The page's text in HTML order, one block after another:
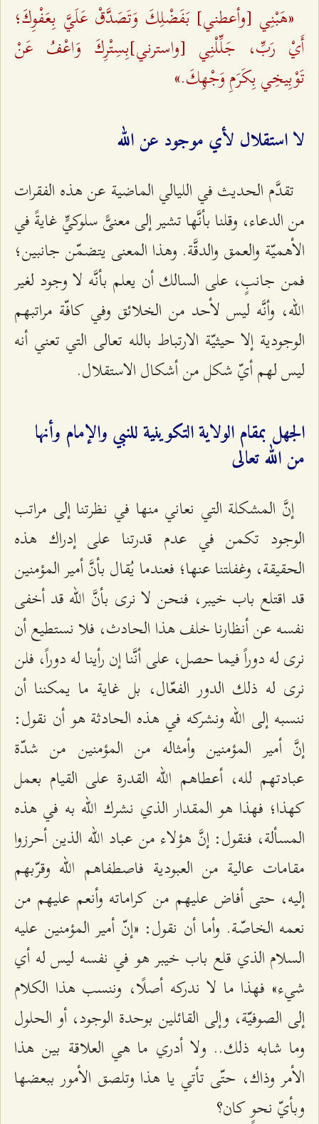
«هَبْنِي [وأعطني] بَفَضْلِكَ وَتَصَدَّقْ عَلَيَّ بِعَفْوِكَ؛
أَيْ رَبِّ، جَلِّلْنِي [واسترني]بِسِتْرِكَ وَاعْفُ عَنْ
تَوْبِيخِي بِكَرَمِ وَجْهِكَ.»
لا استقلال لأي موجود عن الله
تقدَّم الحديث في الليالي الماضية عن هذه الفقرات
من الدعاء، وقلنا بأنَّها تشير إلى معنىًّ سلوكيٍّ غايةً في
الأهميّة والعمق والدقَّة. وهذا المعنى يتضمّن جانبين؛
فمن جانبٍ، على السالك أن يعلم بأنَّه لا وجود لغير
الله، وأنَّه ليس لأحد من الخلائق وفي كافّة مراتبهم
الوجودية إلا حيثيّة الارتباط بالله تعالى التي تعني أنه
ليس لهم أيّ شكل من أشكال الاستقلال.
الجهل بمقام الولاية التكوينية للنبي والإمام وأنها
من الله تعالى
إنَّ المشكلة التي نعاني منها في نظرتنا إلى مراتب
الوجود تكمن في عدم قدرتنا على إدراك هذه
الحقيقة، وغفلتنا عنها؛ فعندما يُقال بأنَّ أمير المؤمنين
قد اقتلع باب خيبر، فنحن لا نرى بأنَّ الله قد أخفى
نفسه عن أنظارنا خلف هذا الحادث، فلا نستطيع أن
نرى له دوراً فيما حصل، على أنَّنا إن رأينا له دوراً، فلن
نرى له ذلك الدور الفعّال، بل غاية ما يمكننا أن
ننسبه إلى الله ونشركه في هذه الحادثة هو أن نقول:
إنَّ أمير المؤمنين وأمثاله من المؤمنين من شدّة
عبادتهم لله، أعطاهم الله القدرة على القيام بعمل
كهذا؛ فهذا هو المقدار الذي نشرك الله به في هذه
المسألة، فنقول: إنَّ هؤلاء من عباد الله الذين أحرزوا
مقامات عالية من العبودية فاصطفاهم الله وقرّبهم
إليه، حتى أفاض عليهم من كراماته وأنعم عليهم من
نعمه الخاصّة. وأما أن نقول: «إنّ أمير المؤمنين عليه
السلام الذي قلع باب خيبر هو في نفسه ليس له أي
شيء» فهذا ما لا ندركه أصلًا، وننسب هذا الكلام
إلى الصوفيّة، وإلى القائلين بوحدة الوجود، أو الحلول
وما شابه ذلك.. ولا أدري ما هي العلاقة بين هذا
الأمر وذاك، حتّى تأتي يا هذا وتلصق الأمور ببعضها
وبأيّ نحوٍ كان؟